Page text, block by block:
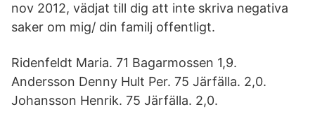
nov 2012, vädjat till dig att inte skriva negativa
saker om mig/ din familj offentligt.
Ridenfeldt Maria. 71 Bagarmossen 1,9.
Andersson Denny Hult Per. 75 Järfälla. 2,0.
Johansson Henrik. 75 Järfälla. 2,0.